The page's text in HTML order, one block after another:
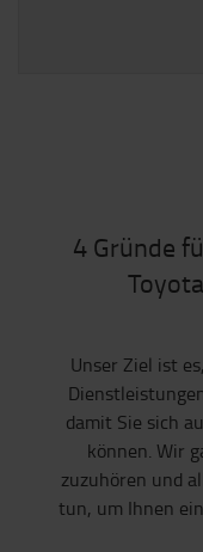
4 Gründe
Unser Ziel ist
damit Sie sich
können. Wir
zuzuhören und
tun, um Ihnen